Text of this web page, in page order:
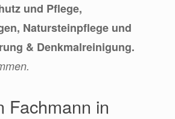
und Pflege,
Natursteinpflege und
& Denkmalreinigung.
Fachmann in